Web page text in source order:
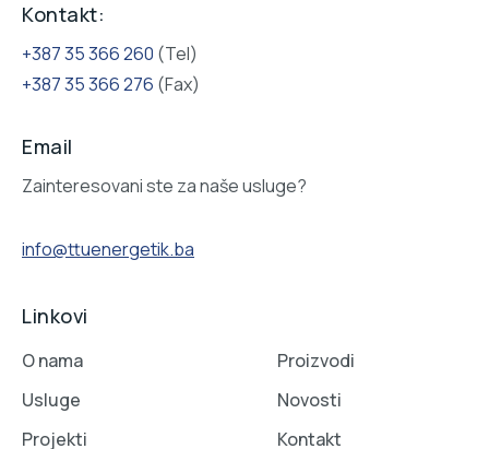
Kontakt:
+387 35 366 260 (Tel)
+387 35 366 276 (Fax)
Email
Zainteresovani ste za naše usluge?
info@ttuenergetik.ba
Linkovi
O nama
Usluge
Projekti
Proizvodi
Novosti
Kontakt